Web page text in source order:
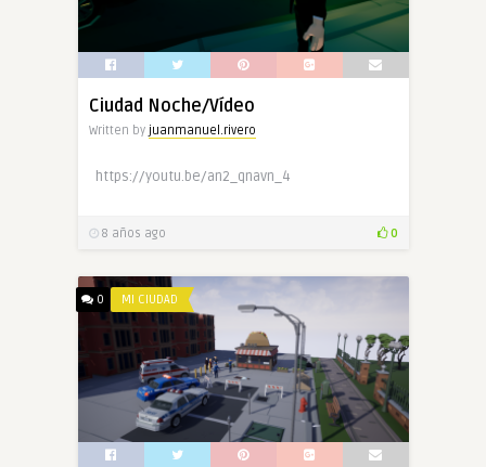
Ciudad Noche/Vídeo
Written by juanmanuel.rivero
https://youtu.be/an2_qnavn_4
8 años ago 0
0 MI CIUDAD